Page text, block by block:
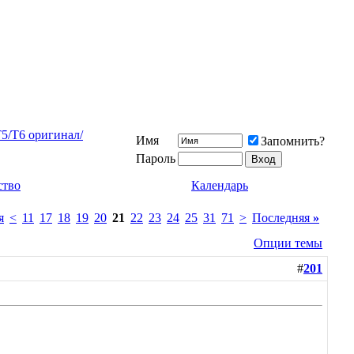
T6 оригинал/ Имя
Запомнить?
Пароль
Календарь
< 11 17 18 19 20 21 22 23 24 25 31 71 > Последняя »
Опции темы
#201